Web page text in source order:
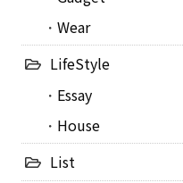
Wear
LifeStyle
Essay
House
List